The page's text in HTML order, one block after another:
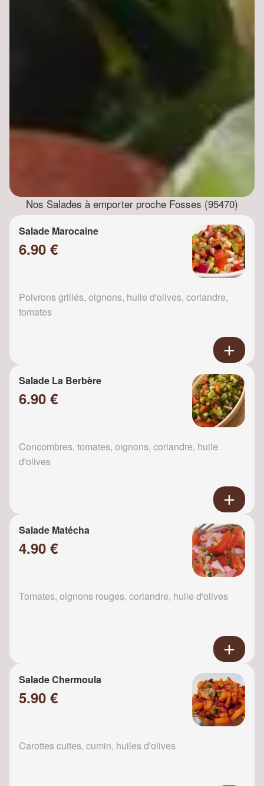
Nos Salades à emporter proche Fosses (95470)
Salade Marocaine
6.90 €
Poivrons grillés, oignons, huile d'olives, coriandre,
tomates
Salade La Berbère
6.90 €
Concombres, tomates, oignons, coriandre, huile
d'olives
Salade Matécha
4.90 €
Tomates, oignons rouges, coriandre, huile d'olives
Salade Chermoula
5.90 €
Carottes cuites, cumin, huiles d'olives